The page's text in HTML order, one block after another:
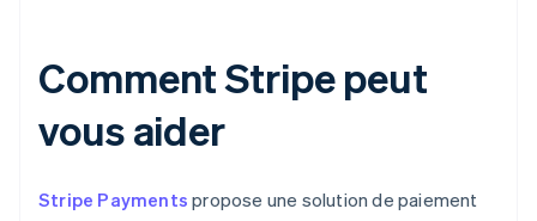
Comment Stripe peut
vous aider
Stripe Payments propose une solution de paiement